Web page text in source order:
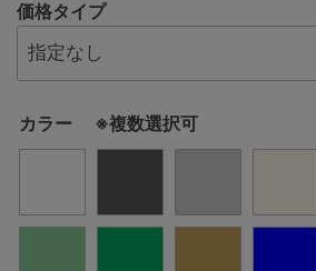
価格タイプ
カラー ※複数選択可